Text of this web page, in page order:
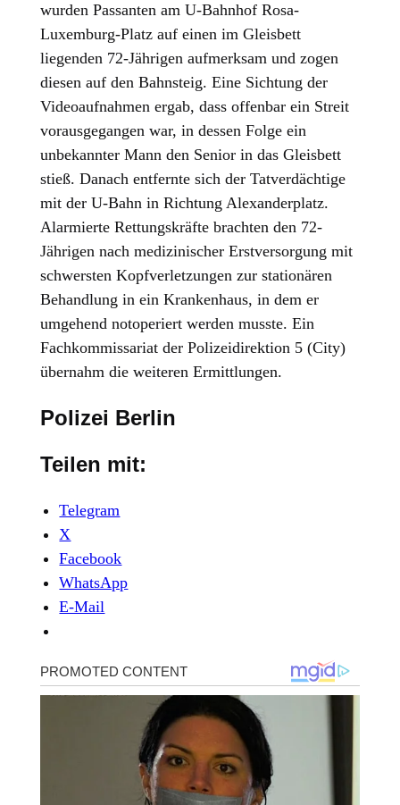
wurden Passanten am U-Bahnhof Rosa-
Luxemburg-Platz auf einen im Gleisbett
liegenden 72-Jährigen aufmerksam und zogen
diesen auf den Bahnsteig. Eine Sichtung der
Videoaufnahmen ergab, dass offenbar ein Streit
vorausgegangen war, in dessen Folge ein
unbekannter Mann den Senior in das Gleisbett
stieß. Danach entfernte sich der Tatverdächtige
mit der U-Bahn in Richtung Alexanderplatz.
Alarmierte Rettungskräfte brachten den 72-
Jährigen nach medizinischer Erstversorgung mit
schwersten Kopfverletzungen zur stationären
Behandlung in ein Krankenhaus, in dem er
umgehend notoperiert werden musste. Ein
Fachkommissariat der Polizeidirektion 5 (City)
übernahm die weiteren Ermittlungen.
Polizei Berlin
Teilen mit:
Telegram
X
Facebook
WhatsApp
E-Mail